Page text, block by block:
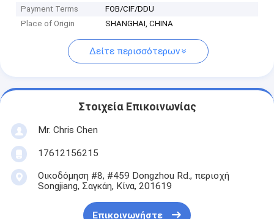
Payment Terms
FOB/CIF/DDU
Place of Origin
SHANGHAI, CHINA
Δείτε περισσότερων
Στοιχεία Επικοινωνίας
Mr. Chris Chen
17612156215
Οικοδόμηση #8, #459 Dongzhou Rd., περιοχή
Songjiang, Σαγκάη, Κίνα, 201619
Επικοινωνήστε